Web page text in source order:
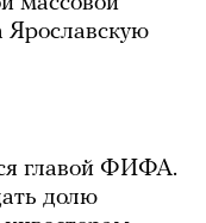
Ярославскую
главой ФИФА.
долю